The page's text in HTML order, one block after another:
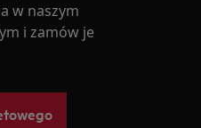
w naszym
i zamów je